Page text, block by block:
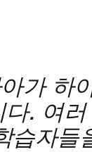
가 하
다. 여
습자들